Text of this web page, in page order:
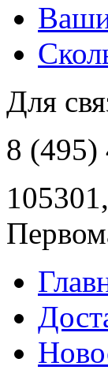
Для
8 (495)